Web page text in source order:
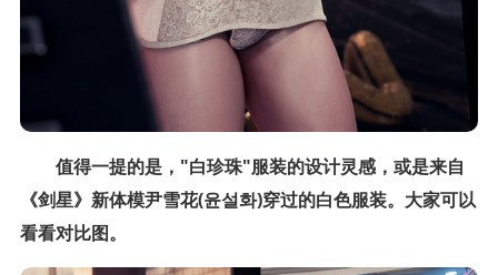
值得一提的是，"白珍珠"服装的设计灵感，或是来自
《剑星》新体模尹雪花(윤설화)穿过的白色服装。大家可以
看看对比图。